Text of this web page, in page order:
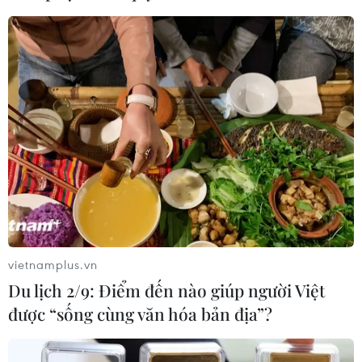
Nam khẳng định vị thế nhà vô địch
ASEAN Cup
03/08/2026 15:39
ASEAN Cup 2026: Tuyển Việt Nam
bước vào thử thách lớn nhất
03/08/2026 13:04
Xem trực tiếp Indonesia-Việt Nam tại
ASEAN Cup 2026 trên kênh nào?
03/08/2026 09:21
Đội tuyển Việt Nam đặt mục
vietnamplus.vn
Du lịch 2/9: Điểm đến nào giúp người Việt
được “sống cùng văn hóa bản địa”?